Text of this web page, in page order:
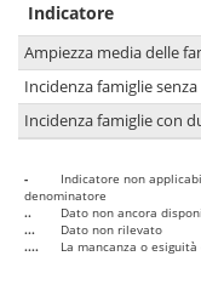
Indicatore
Ampiezza media delle
Incidenza famiglie
Incidenza famiglie con
-
Indicatore non
denominatore
..
Dato non ancora
...
Dato non rilevato
....
La mancanza o